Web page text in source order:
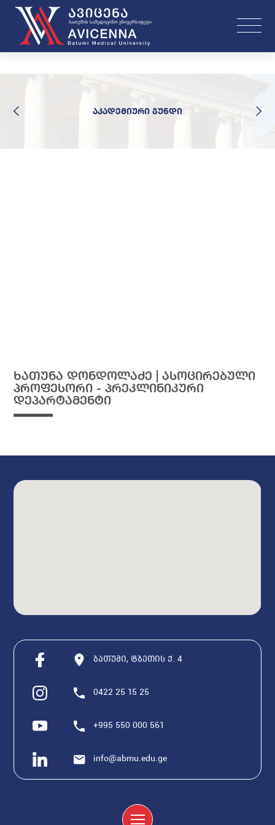
აკადემიური გუნდი
ხათუნა დონდოლაძე | ასოცირებული
პროფესორი - პრეკლინიკური
დეპარტამენტი
ბათუმი, ტბეთის ქ. 4
0422 25 15 25
+995 550 000 561
info@abmu.edu.ge